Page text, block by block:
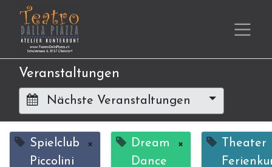
Veranstaltungen
Nächste Veranstaltungen
Spielclub
Piccolini
×
Dream
Dance
×
Theater